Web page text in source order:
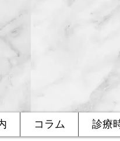
コラム 診療